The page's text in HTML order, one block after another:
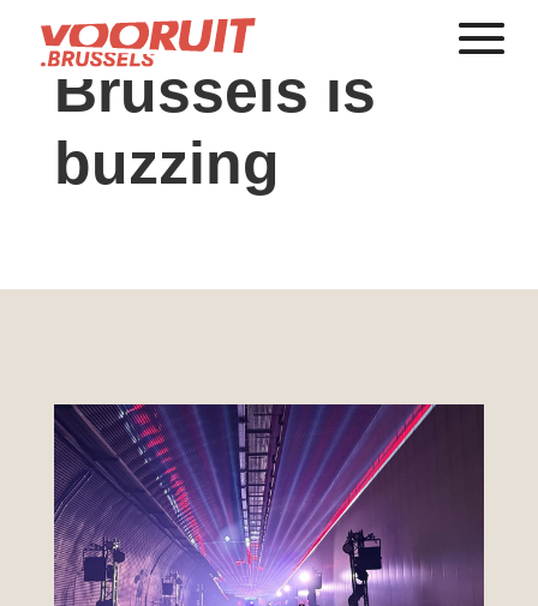
Brussels is
buzzing